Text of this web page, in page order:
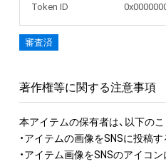
Token ID
審査済
著作権等に関する注意事項
本アイテムの保有者は、以下のこ
・アイテムの画像をSNSに投稿す
・アイテム画像をSNSのアイコ